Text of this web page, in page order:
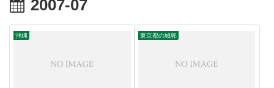
2007-07
沖縄 東京都の城郭